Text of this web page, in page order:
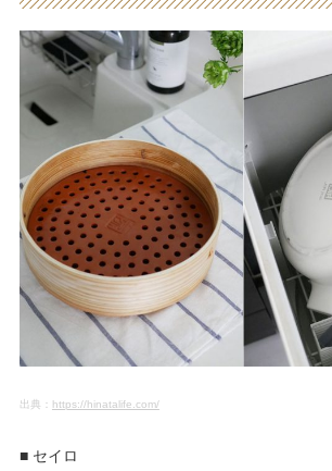
出典： https://hinatalife.com/
■ セイロ